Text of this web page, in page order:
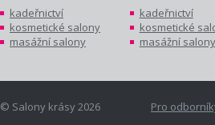
kadeřnictví
kosmetické salony
masážní salony
kadeřnictví
kosmetické
masážní salony
Pro
© Salony krásy 2026